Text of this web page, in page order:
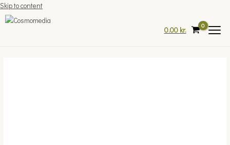
Skip to content
0.00 kr.